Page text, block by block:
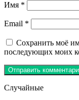
Имя *
Email *
Сохранить моё
последующих моих
Случайные